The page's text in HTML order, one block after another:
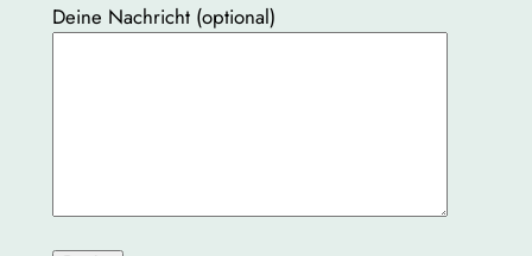
Deine Nachricht (optional)